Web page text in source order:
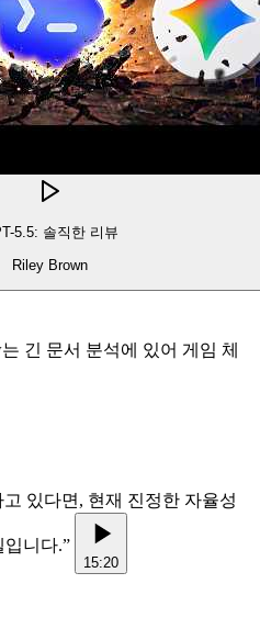
5.5: 솔직한 리뷰
Riley Brown
긴 문서 분석에 있어 게임 체
있다면, 현재 진정한 자율성
입니다.”
15:20